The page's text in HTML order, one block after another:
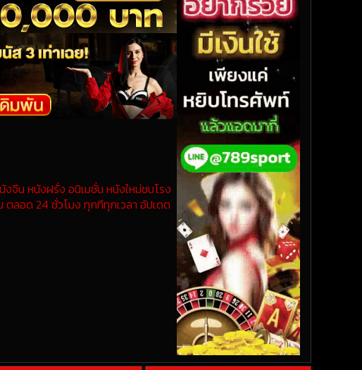
จีน หนังฝรั่ง อนิเมชั่น หนังใหม่ชนโรง
ตลอด 24 ชั่วโมง ทุกทีทุกเวลา อัปเดต